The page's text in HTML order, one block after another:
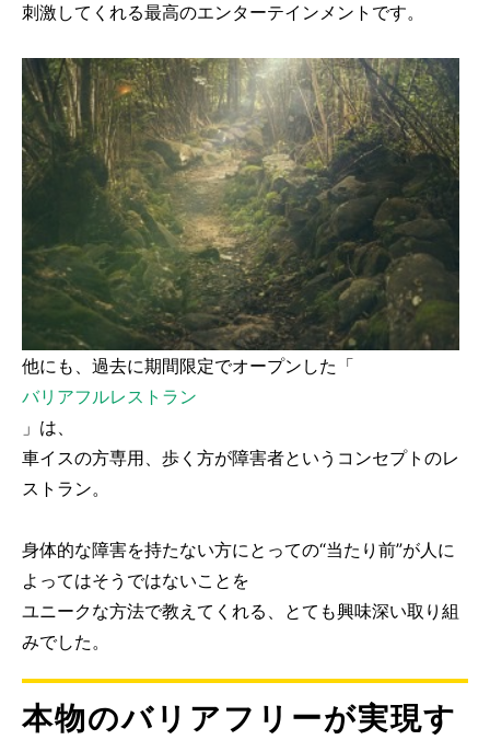
刺激してくれる最高のエンターテインメントです。
他にも、過去に期間限定でオープンした「
バリアフルレストラン
」は、
車イスの方専用、歩く方が障害者というコンセプトのレ
ストラン。
身体的な障害を持たない方にとっての“当たり前”が人に
よってはそうではないことを
ユニークな方法で教えてくれる、とても興味深い取り組
みでした。
本物のバリアフリーが実現す